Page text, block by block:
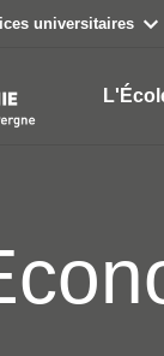
universitaires